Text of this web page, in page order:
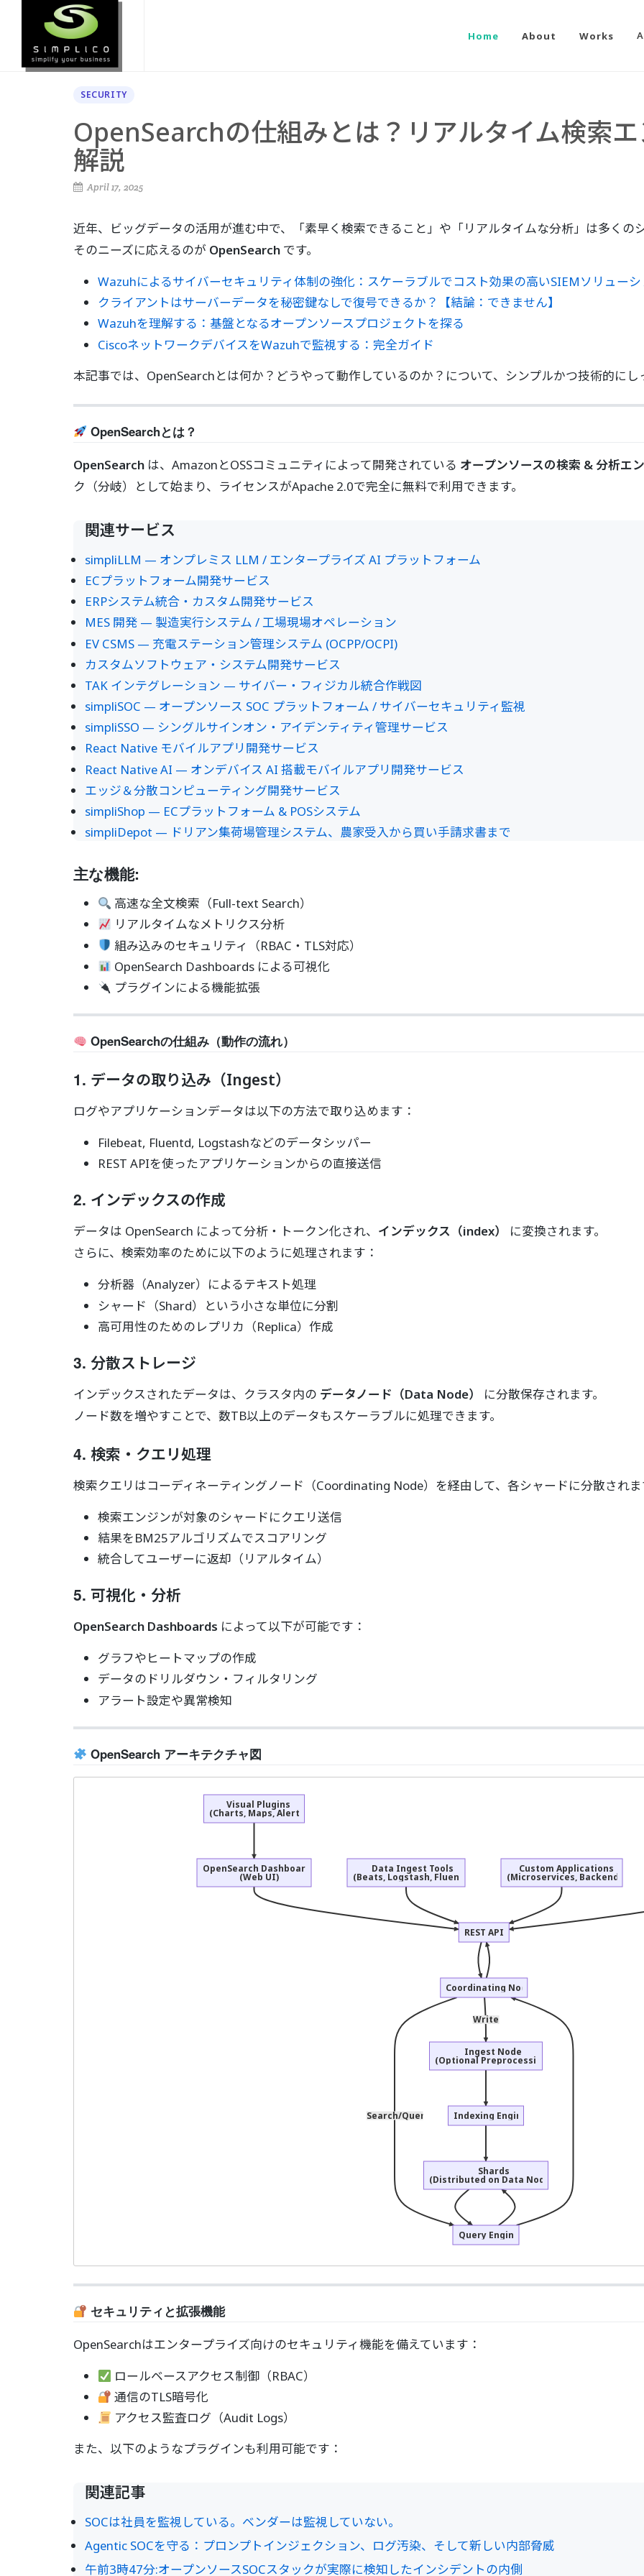
Home About Works
SECURITY
OpenSearchの仕組みとは？リアルタイム検索
解説
April 17, 2025
近年、ビッグデータの活用が進む中で、「素早く検索できること」や「リアルタイムな分析」は多くの
そのニーズに応えるのが OpenSearch です。
Wazuhによるサイバーセキュリティ体制の強化：スケーラブルでコスト効果の高いSIEMソリュー
クライアントはサーバーデータを秘密鍵なしで復号できるか？【結論：できません】
Wazuhを理解する：基盤となるオープンソースプロジェクトを探る
CiscoネットワークデバイスをWazuhで監視する：完全ガイド
本記事では、OpenSearchとは何か？どうやって動作しているのか？について、シンプルかつ技術的に
OpenSearchとは？
OpenSearch は、AmazonとOSSコミュニティによって開発されている オープンソースの検索 & 分析エ
ク（分岐）として始まり、ライセンスがApache 2.0で完全に無料で利用できます。
関連サービス
simpliLLM — オンプレミス LLM / エンタープライズ AI プラットフォーム
ECプラットフォーム開発サービス
ERPシステム統合・カスタム開発サービス
MES 開発 — 製造実行システム / 工場現場オペレーション
EV CSMS — 充電ステーション管理システム (OCPP/OCPI)
カスタムソフトウェア・システム開発サービス
TAK インテグレーション — サイバー・フィジカル統合作戦図
simpliSOC — オープンソース SOC プラットフォーム / サイバーセキュリティ監視
simpliSSO — シングルサインオン・アイデンティティ管理サービス
React Native モバイルアプリ開発サービス
React Native AI — オンデバイス AI 搭載モバイルアプリ開発サービス
エッジ＆分散コンピューティング開発サービス
simpliShop — ECプラットフォーム & POSシステム
simpliDepot — ドリアン集荷場管理システム、農家受入から買い手請求書まで
主な機能:
高速な全文検索（Full-text Search）
リアルタイムなメトリクス分析
組み込みのセキュリティ（RBAC・TLS対応）
OpenSearch Dashboards による可視化
プラグインによる機能拡張
OpenSearchの仕組み（動作の流れ）
1. データの取り込み（Ingest）
ログやアプリケーションデータは以下の方法で取り込めます：
Filebeat, Fluentd, Logstashなどのデータシッパー
REST APIを使ったアプリケーションからの直接送信
2. インデックスの作成
データは OpenSearch によって分析・トークン化され、 インデックス（index）
に変換されます。
さらに、検索効率のために以下のように処理されます：
分析器（Analyzer）によるテキスト処理
シャード（Shard）という小さな単位に分割
高可用性のためのレプリカ（Replica）作成
3. 分散ストレージ
インデックスされたデータは、クラスタ内の データノード（Data Node）
に分散保存されます。
ノード数を増やすことで、数TB以上のデータもスケーラブルに処理できます。
4. 検索・クエリ処理
検索クエリはコーディネーティングノード（Coordinating Node）を経由して、各シャードに分散され
検索エンジンが対象のシャードにクエリ送信
結果をBM25アルゴリズムでスコアリング
統合してユーザーに返却（リアルタイム）
5. 可視化・分析
OpenSearch Dashboards によって以下が可能です：
グラフやヒートマップの作成
データのドリルダウン・フィルタリング
アラート設定や異常検知
OpenSearch アーキテクチャ図
Writes
Search/Query
OpenSearch Dashboards
(Web UI)
REST API
Data Ingest Tools
(Beats, Logstash, Fluentd)
Custom Applications
(Microservices, Backends)
Coordinating Node
Ingest Node
(Optional Preprocessing)
Query Engine
Indexing Engine
Shards
(Distributed on Data Nodes)
Visual Plugins
(Charts, Maps, Alerts)
セキュリティと拡張機能
OpenSearchはエンタープライズ向けのセキュリティ機能を備えています：
ロールベースアクセス制御（RBAC）
通信のTLS暗号化
アクセス監査ログ（Audit Logs）
また、以下のようなプラグインも利用可能です：
関連記事
SOCは社員を監視している。ベンダーは監視していない。
Agentic SOCを守る：プロンプトインジェクション、ログ汚染、そして新しい内部脅威
午前3時47分:オープンソースSOCスタックが実際に検知したインシデントの内側